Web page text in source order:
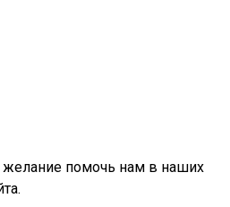
помочь нам в наших